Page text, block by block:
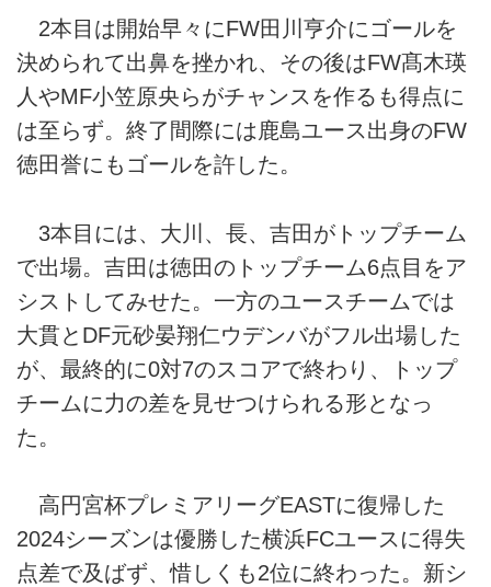
2本目は開始早々にFW田川亨介にゴールを
決められて出鼻を挫かれ、その後はFW髙木瑛
人やMF小笠原央らがチャンスを作るも得点に
は至らず。終了間際には鹿島ユース出身のFW
徳田誉にもゴールを許した。
3本目には、大川、長、吉田がトップチーム
で出場。吉田は徳田のトップチーム6点目をア
シストしてみせた。一方のユースチームでは
大貫とDF元砂晏翔仁ウデンバがフル出場した
が、最終的に0対7のスコアで終わり、トップ
チームに力の差を見せつけられる形となっ
た。
高円宮杯プレミアリーグEASTに復帰した
2024シーズンは優勝した横浜FCユースに得失
点差で及ばず、惜しくも2位に終わった。新シ